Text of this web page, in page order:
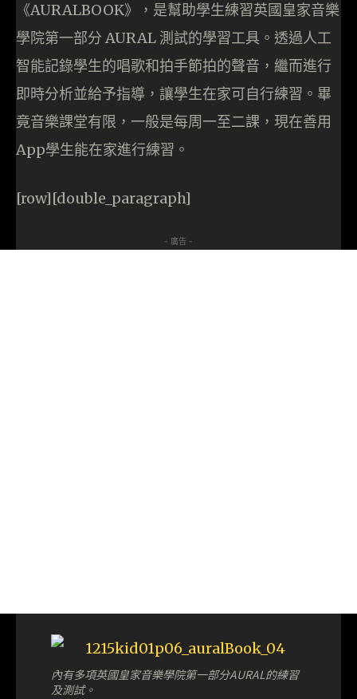
《AURALBOOK》，是幫助學生練習英國皇家音樂
學院第一部分 AURAL 測試的學習工具。透過人工
智能記錄學生的唱歌和拍手節拍的聲音，繼而進行
即時分析並給予指導，讓學生在家可自行練習。畢
竟音樂課堂有限，一般是每周一至二課，現在善用
App學生能在家進行練習。
[row][double_paragraph]
- 廣告 -
內有多項英國皇家音樂學院第一部分AURAL的練習
及測試。